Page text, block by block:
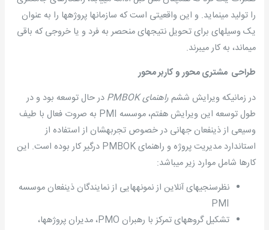
را تولید می­نماید. و این واقعیتی است که سازمانها پروژه­ها را به عنوان
یک وسیله­ای برای تحویل نتیجه­ای منحصر به فرد و یا خروجی که باقی
می­ماند، به کار می­برند.
طراحی مشتری محور و کاربر محور
در زمانیکه ویرایش ششمراهنمایPMBOK در حال توسعه بود و در
طول توسعه این ویرایش هفتم، موسسه PMI به صروت فعال با طیف
وسیعی از ذینفعان جهانی در خصوص تجربه­شان از استفاده از
استاندارد مدیریت پروژه و راهنمای PMBOK درگیر کار بوده است. این
کارها شامل موارد زیر می­باشد:
نظرسنجی­های آنلاین از نمونه­هایی از نمایندگان ذینفعان موسسه
PMI
تشکیل گروههای تمرکز با رهبران PMO، مدیران پروژه­ها،